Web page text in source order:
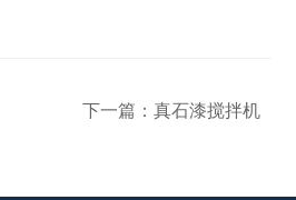
下一篇： 真石漆搅拌机